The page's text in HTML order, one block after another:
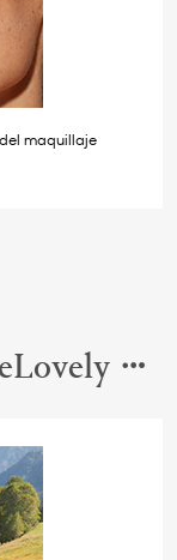
del maquillaje